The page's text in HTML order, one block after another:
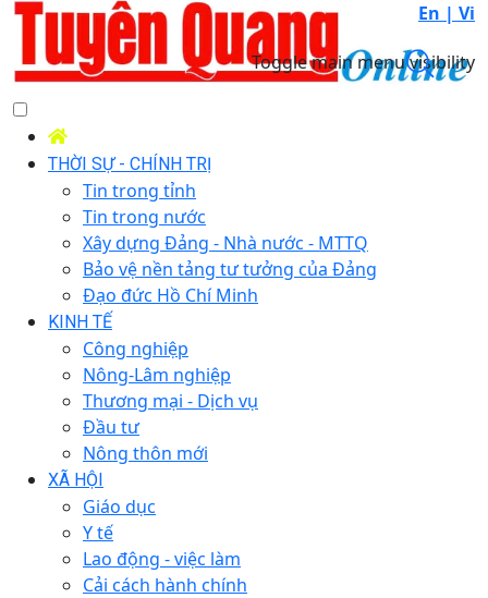
En | Vi
Toggle main menu visibility
THỜI SỰ - CHÍNH TRỊ
Tin trong tỉnh
Tin trong nước
Xây dựng Đảng - Nhà nước - MTTQ
Bảo vệ nền tảng tư tưởng của Đảng
Đạo đức Hồ Chí Minh
KINH TẾ
Công nghiệp
Nông-Lâm nghiệp
Thương mại - Dịch vụ
Đầu tư
Nông thôn mới
XÃ HỘI
Giáo dục
Y tế
Lao động - việc làm
Cải cách hành chính